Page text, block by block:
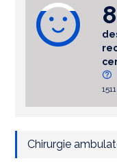
Chirurgie